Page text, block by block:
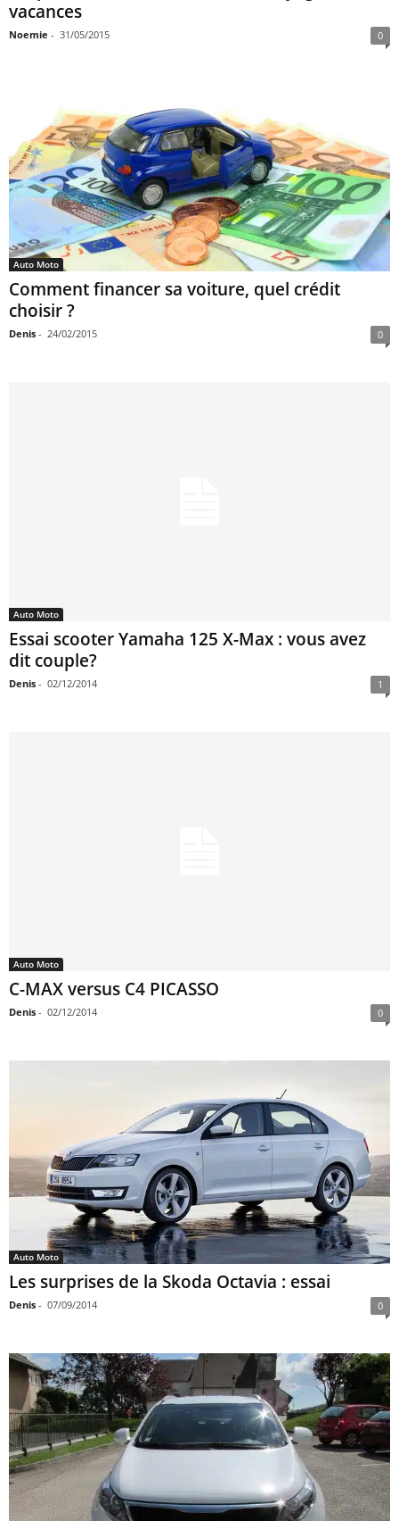
vacances
Noemie - 31/05/2015 0
Auto Moto
Comment financer sa voiture, quel crédit
choisir ?
Denis - 24/02/2015 0
Auto Moto
Essai scooter Yamaha 125 X-Max : vous avez
dit couple?
Denis - 02/12/2014 1
Auto Moto
C-MAX versus C4 PICASSO
Denis - 02/12/2014 0
Auto Moto
Les surprises de la Skoda Octavia : essai
Denis - 07/09/2014 0